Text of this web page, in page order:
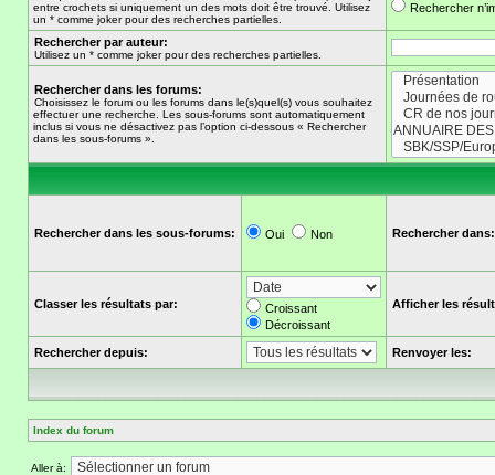
entre crochets si uniquement un des mots doit être trouvé. Utilisez
un * comme joker pour des recherches partielles.
Rechercher
Rechercher par auteur:
Utilisez un * comme joker pour des recherches partielles.
Rechercher dans les forums:
Choisissez le forum ou les forums dans le(s)quel(s) vous souhaitez
effectuer une recherche. Les sous-forums sont automatiquement
inclus si vous ne désactivez pas l’option ci-dessous « Rechercher
dans les sous-forums ».
Rechercher dans les sous-forums: Oui Non Rechercher dans:
Classer les résultats par:
Croissant
Décroissant
Afficher les
Rechercher depuis: Renvoyer les:
Index du forum
Aller à: